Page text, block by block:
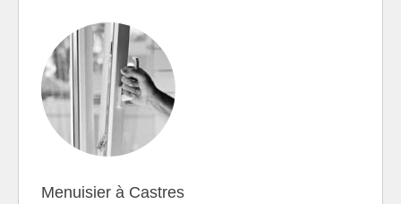
Menuisier à Castres